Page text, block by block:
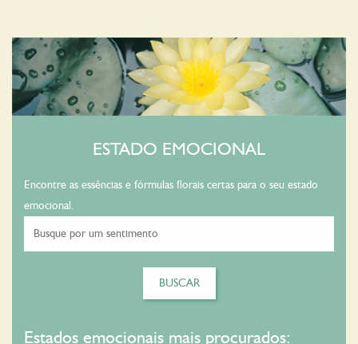
ESTADO EMOCIONAL
Encontre as essências e fórmulas florais certas para o seu estado
emocional.
BUSCAR
Estados emocionais mais procurados: